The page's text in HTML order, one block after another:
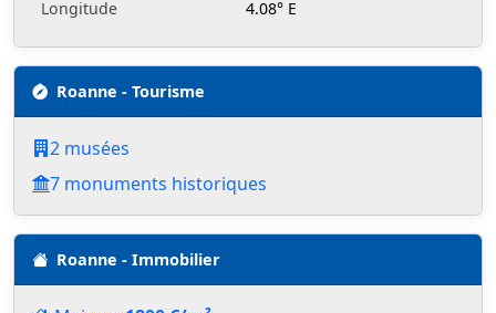
Longitude
4.08° E
Roanne - Tourisme
2 musées
7 monuments historiques
Roanne - Immobilier